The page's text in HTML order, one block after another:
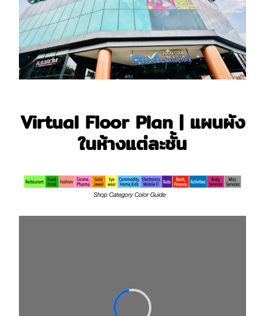
Virtual Floor Plan | แผนผัง
ในห้างแต่ละชั้น